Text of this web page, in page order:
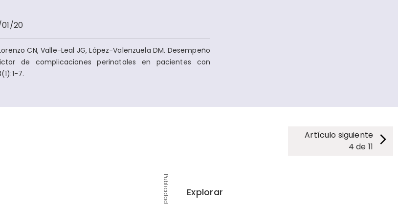
01/20
CN, Valle-Leal JG, López-Valenzuela DM. Desempeño
de complicaciones perinatales en pacientes con
7.
Artículo siguiente
4 de 11
Publicidad Explorar